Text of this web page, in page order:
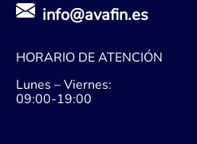
info@avafin.es
HORARIO DE ATENCIÓN
Lunes – Viernes:
09:00-19:00